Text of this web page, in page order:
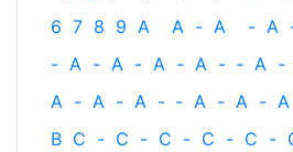
6 7 8 9 A A - A - A
- A - A - A - A - ‐ A -
A - A - A - ‐ A - A - A
B C - C - C - C - C -